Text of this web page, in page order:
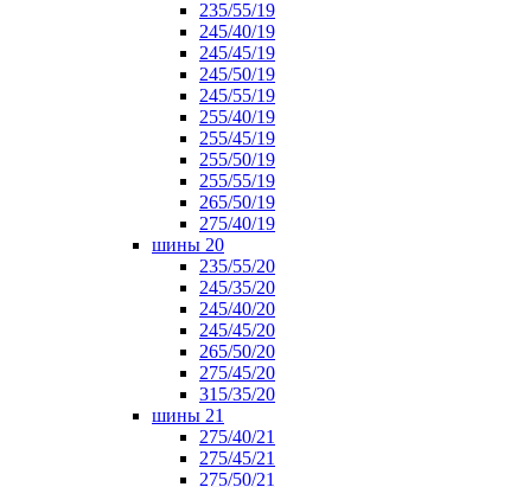
235/55/19
245/40/19
245/45/19
245/50/19
245/55/19
255/40/19
255/45/19
255/50/19
255/55/19
265/50/19
275/40/19
шины 20
235/55/20
245/35/20
245/40/20
245/45/20
265/50/20
275/45/20
315/35/20
шины 21
275/40/21
275/45/21
275/50/21